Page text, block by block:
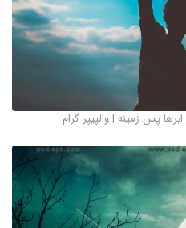
پس زمینه | والپیپر گرام